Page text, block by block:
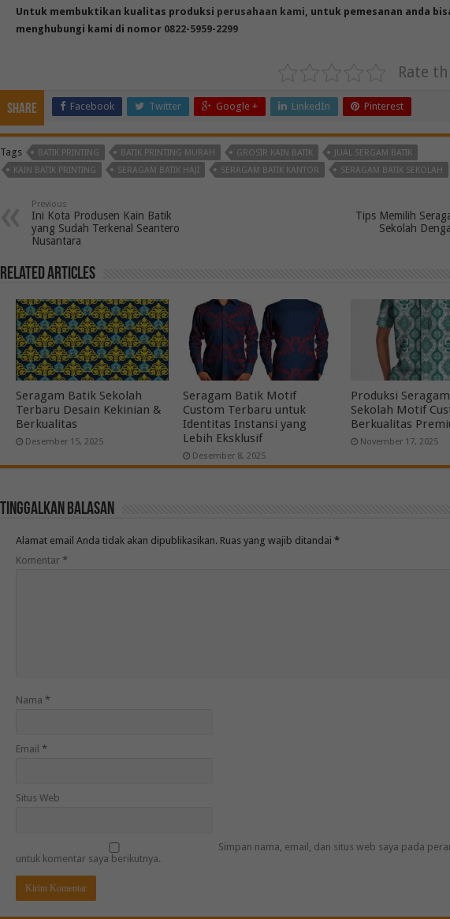
Untuk membuktikan kualitas produksi perusahaan kami , untuk pemesanan anda
menghubungi kami di nomor 0822-5959-2299
Rate
Share Facebook Twitter Google + LinkedIn Pinterest
Tags BATIK PRINTING BATIK PRINTING MURAH GROSIR KAIN BATIK
JUAL SERGAM BATIK
KAIN BATIK PRINTING
SERAGAM BATIK HAJI SERAGAM BATIK KANTOR SERAGAM BATIK SEKOLAH
Previous
Ini Kota Produsen Kain Batik
yang Sudah Terkenal Seantero
Nusantara
Tips Memilih
Sekolah
Related Articles
Seragam Batik Sekolah
Terbaru Desain Kekinian &
Berkualitas
Desember 15, 2025
Seragam Batik Motif
Custom Terbaru untuk
Identitas Instansi yang
Lebih Eksklusif
Desember 8, 2025
Produksi
Sekolah Motif
Berkualitas
November 17, 2025
Tinggalkan Balasan
Alamat email Anda tidak akan dipublikasikan. Ruas yang wajib ditandai *
Komentar *
Nama *
Email *
Situs Web
Simpan nama, email, dan situs web saya pada
untuk komentar saya berikutnya.